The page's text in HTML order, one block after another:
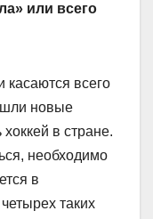
или всего
касаются всего
новые
в стране.
необходимо
в
таких